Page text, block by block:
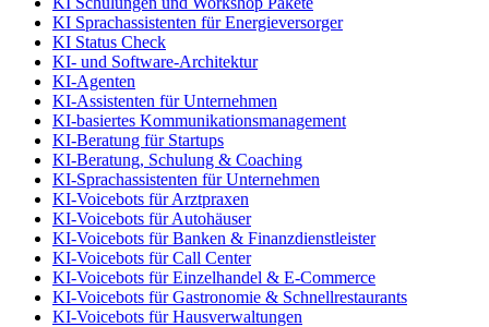
KI Sprachassistenten für Energieversorger
KI Status Check
KI- und Software-Architektur
KI-Agenten
KI-Assistenten für Unternehmen
KI-basiertes Kommunikationsmanagement
KI-Beratung für Startups
KI-Beratung, Schulung & Coaching
KI-Sprachassistenten für Unternehmen
KI-Voicebots für Arztpraxen
KI-Voicebots für Autohäuser
KI-Voicebots für Banken & Finanzdienstleister
KI-Voicebots für Call Center
KI-Voicebots für Einzelhandel & E-Commerce
KI-Voicebots für Gastronomie & Schnellrestaurants
KI-Voicebots für Hausverwaltungen